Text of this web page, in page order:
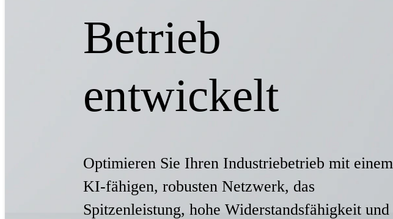
Betrieb
entwickelt
Optimieren Sie Ihren Industriebetrieb mit einem
KI-fähigen, robusten Netzwerk, das
Spitzenleistung, hohe Widerstandsfähigkeit und